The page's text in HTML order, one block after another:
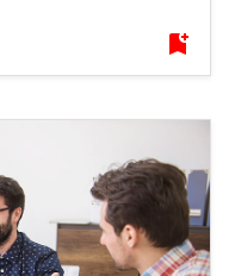
bookmark_add